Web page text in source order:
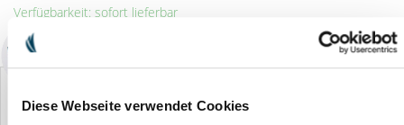
Diese Webseite verwendet Cookies
Verfügbarkeit: sofort lieferbar